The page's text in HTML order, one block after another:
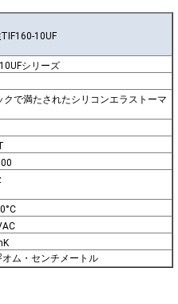
TIF160-10UF
シリーズ
クで満たされたシリコンエラストーマ
オム・センチメートル